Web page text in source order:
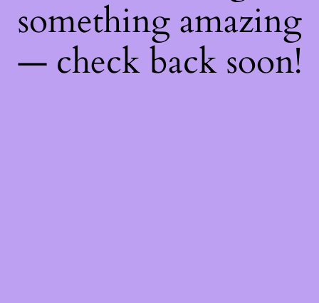
something amazing
— check back soon!